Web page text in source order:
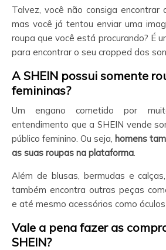
Talvez, você não consiga encontrar
mas você já tentou enviar uma
roupa que você está procurando? É
para encontrar o seu cropped dos
A SHEIN possui somente
femininas?
Um engano cometido por
entendimento que a SHEIN vende
público feminino. Ou seja, homens
as suas roupas na plataforma.
Além de blusas, bermudas e
também encontra outras peças
e até mesmo acessórios como
Vale a pena fazer as
SHEIN?